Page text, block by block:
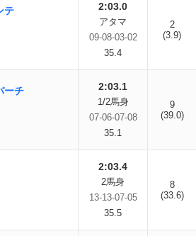
テ 2:03.0
アタマ
09-08-03-02
35.4
2
(3.9)
ーチ 2:03.1
1/2馬身
07-06-07-08
35.1
9
(39.0)
2:03.4
2馬身
13-13-07-05
35.5
8
(33.6)